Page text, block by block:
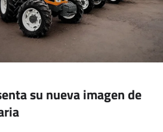
su nueva imagen de